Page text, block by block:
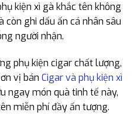
kiện xì gà khắc tên không
ghi dấu ấn cá nhân sâu
người nhận.
phụ kiện cigar chất lượng,
vị bán Cigar và phụ kiện xì
ngay món quà tinh tế này,
miễn phí đầy ấn tượng.